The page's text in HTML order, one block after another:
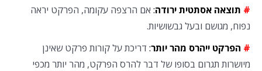
# תוצאה אסתטית ירודה: אם הרצפה עקומה, הפרקט יראה
נפוח, מגושם ובעל גבשושיות.
# הפרקט ייהרס מהר יותר: דריכת על קורות פרקט שאינן
מיושרות תגרום בסופו של דבר להרס הפרקט, מהר יותר מכפי